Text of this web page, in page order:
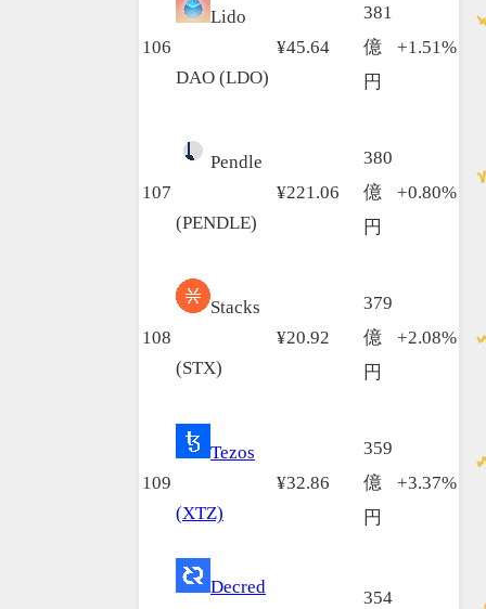
106
Lido
DAO (LDO)
¥45.64
381
億
円
+1.51%
107
Pendle
(PENDLE)
¥221.06
380
億
円
+0.80%
108
Stacks
(STX)
¥20.92
379
億
円
+2.08%
109
Tezos
(XTZ)
¥32.86
359
億
円
+3.37%
Decred
354